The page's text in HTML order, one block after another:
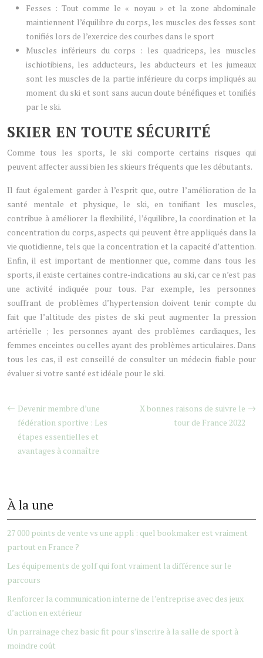
Fesses : Tout comme le « noyau » et la zone abdominale
maintiennent l’équilibre du corps, les muscles des fesses sont
tonifiés lors de l’exercice des courbes dans le sport
Muscles inférieurs du corps : les quadriceps, les muscles
ischiotibiens, les adducteurs, les abducteurs et les jumeaux
sont les muscles de la partie inférieure du corps impliqués au
moment du ski et sont sans aucun doute bénéfiques et tonifiés
par le ski.
SKIER EN TOUTE SÉCURITÉ
Comme tous les sports, le ski comporte certains risques qui
peuvent affecter aussi bien les skieurs fréquents que les débutants.
Il faut également garder à l’esprit que, outre l’amélioration de la
santé mentale et physique, le ski, en tonifiant les muscles,
contribue à améliorer la flexibilité, l’équilibre, la coordination et la
concentration du corps, aspects qui peuvent être appliqués dans la
vie quotidienne, tels que la concentration et la capacité d’attention.
Enfin, il est important de mentionner que, comme dans tous les
sports, il existe certaines contre-indications au ski, car ce n’est pas
une activité indiquée pour tous. Par exemple, les personnes
souffrant de problèmes d’hypertension doivent tenir compte du
fait que l’altitude des pistes de ski peut augmenter la pression
artérielle ; les personnes ayant des problèmes cardiaques, les
femmes enceintes ou celles ayant des problèmes articulaires. Dans
tous les cas, il est conseillé de consulter un médecin fiable pour
évaluer si votre santé est idéale pour le ski.
Devenir membre d’une
fédération sportive : Les
étapes essentielles et
avantages à connaître
X bonnes raisons de suivre le
tour de France 2022
À la une
27 000 points de vente vs une appli : quel bookmaker est vraiment
partout en France ?
Les équipements de golf qui font vraiment la différence sur le
parcours
Renforcer la communication interne de l’entreprise avec des jeux
d’action en extérieur
Un parrainage chez basic fit pour s’inscrire à la salle de sport à
moindre coût